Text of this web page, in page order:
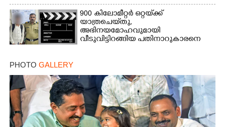
900 കിലോമീറ്റർ ഒറ്റയ്‌ക്ക്
യാത്രചെ‌യ്‌തു,​
അഭിനയമോഹവുമായി
വീടുവിട്ടിറങ്ങിയ പതിനാറുകാരനെ
PHOTO GALLERY